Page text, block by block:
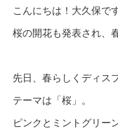
こんにちは！大久保で
桜の開花も発表され、
先日、春らしくディス
テーマは「桜」。
ピンクとミントグリー